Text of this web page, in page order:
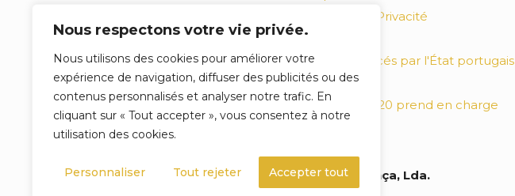
Nous respectons votre vie privée.
Nous utilisons des cookies pour améliorer votre
expérience de navigation, diffuser des publicités ou des
contenus personnalisés et analyser notre trafic. En
cliquant sur « Tout accepter », vous consentez à notre
utilisation des cookies.
Personnaliser Tout rejeter Accepter tout
Politique de Privacité
Canal plainte
Projets financés par l'État portugais
et l'UE
Compete 2020 prend en charge
© 2025 Todos os direitos reservados,Confecções Lança, Lda.